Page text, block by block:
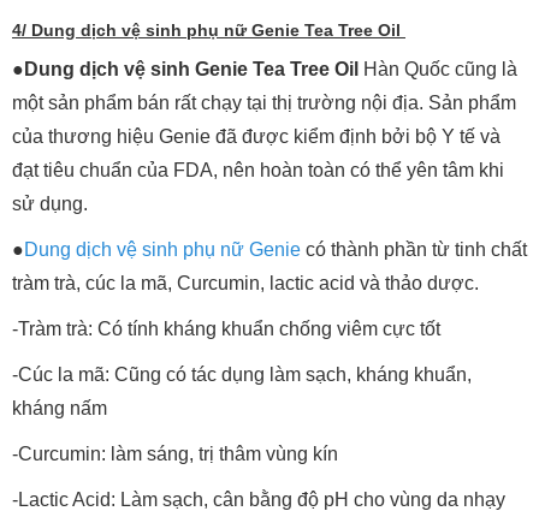
4/ Dung dịch vệ sinh phụ nữ Genie Tea Tree Oil
● Dung dịch vệ sinh Genie Tea Tree Oil Hàn Quốc cũng là
một sản phẩm bán rất chạy tại thị trường nội địa. Sản phẩm
của thương hiệu Genie đã được kiểm định bởi bộ Y tế và
đạt tiêu chuẩn của FDA, nên hoàn toàn có thể yên tâm khi
sử dụng.
●Dung dịch vệ sinh phụ nữ Genie có thành phần từ tinh chất
tràm trà, cúc la mã, Curcumin, lactic acid và thảo dược.
-Tràm trà: Có tính kháng khuẩn chống viêm cực tốt
-Cúc la mã: Cũng có tác dụng làm sạch, kháng khuẩn,
kháng nấm
-Curcumin: làm sáng, trị thâm vùng kín
-Lactic Acid: Làm sạch, cân bằng độ pH cho vùng da nhạy